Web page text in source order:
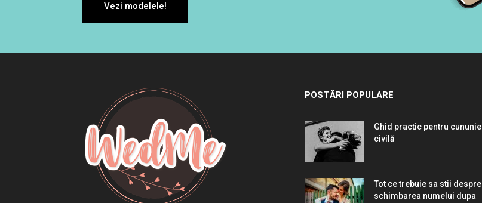
Vezi modelele!
POSTĂRI POPULARE
Ghid practic pentru cununie
civilă
Tot ce trebuie sa stii despre
schimbarea numelui dupa